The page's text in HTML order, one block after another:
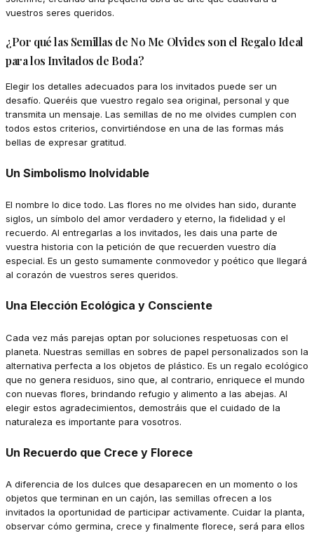
vuestros seres queridos.
¿Por qué las Semillas de No Me Olvides son el Regalo Ideal
para los Invitados de Boda?
Elegir los detalles adecuados para los invitados puede ser un
desafío. Queréis que vuestro regalo sea original, personal y que
transmita un mensaje. Las semillas de no me olvides cumplen con
todos estos criterios, convirtiéndose en una de las formas más
bellas de expresar gratitud.
Un Simbolismo Inolvidable
El nombre lo dice todo. Las flores no me olvides han sido, durante
siglos, un símbolo del amor verdadero y eterno, la fidelidad y el
recuerdo. Al entregarlas a los invitados, les dais una parte de
vuestra historia con la petición de que recuerden vuestro día
especial. Es un gesto sumamente conmovedor y poético que llegará
al corazón de vuestros seres queridos.
Una Elección Ecológica y Consciente
Cada vez más parejas optan por soluciones respetuosas con el
planeta. Nuestras semillas en sobres de papel personalizados son la
alternativa perfecta a los objetos de plástico. Es un regalo ecológico
que no genera residuos, sino que, al contrario, enriquece el mundo
con nuevas flores, brindando refugio y alimento a las abejas. Al
elegir estos agradecimientos, demostráis que el cuidado de la
naturaleza es importante para vosotros.
Un Recuerdo que Crece y Florece
A diferencia de los dulces que desaparecen en un momento o los
objetos que terminan en un cajón, las semillas ofrecen a los
invitados la oportunidad de participar activamente. Cuidar la planta,
observar cómo germina, crece y finalmente florece, será para ellos